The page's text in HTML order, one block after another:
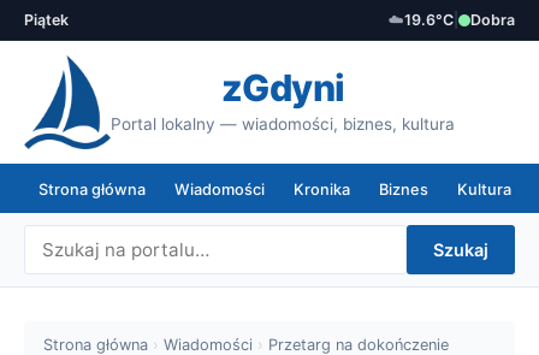
Piątek ☁️19.6°C Dobra
zGdyni
Portal lokalny — wiadomości, biznes, kultura
Strona główna Wiadomości Kronika Biznes Kultura
Szukaj
Strona główna › Wiadomości › Przetarg na dokończenie